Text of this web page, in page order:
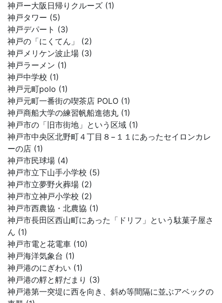
神戸ー大阪日帰りクルーズ (1)
神戸タワー (5)
神戸デパート (3)
神戸の「にくてん」 (2)
神戸メリケン波止場 (3)
神戸ラーメン (1)
神戸中学校 (1)
神戸元町polo (1)
神戸元町一番街の喫茶店 POLO (1)
神戸商船大学の練習帆船進徳丸 (1)
神戸市の「旧市街地」という区域 (1)
神戸市中央区北野町４丁目８−１１にあったセイロンカレ
ーの店 (1)
神戸市民球場 (4)
神戸市立下山手小学校 (5)
神戸市立夢野火葬場 (2)
神戸市立神戸小学校 (2)
神戸市西農協・北農協 (1)
神戸市長田区西山町にあった「ドリフ」という駄菓子屋さ
ん (1)
神戸市電と花電車 (10)
神戸海洋気象台 (1)
神戸港のにぎわい (1)
神戸港の艀と艀だまり (3)
神戸港第一突堤に西を向き、斜め等間隔に並ぶアベックの